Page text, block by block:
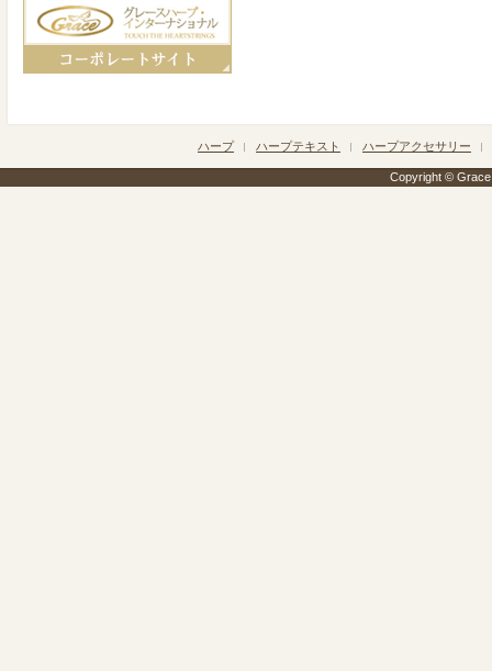
ハープ ハープテキスト ハープアクセサリー
Copyright © Grace